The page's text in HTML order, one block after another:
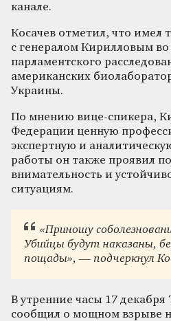
канале.
Косачев отметил, что имел
с генералом Кирилловым
парламентского
американских
Украины.
По мнению вице-спикера,
Федерации ценную
экспертную и
работы он также проявил
внимательность и
ситуациям.
«Приношу
Убийцы будут наказаны,
пощады», — подчеркнул
В утренние часы 17 декабря
сообщил о мощном взрыве